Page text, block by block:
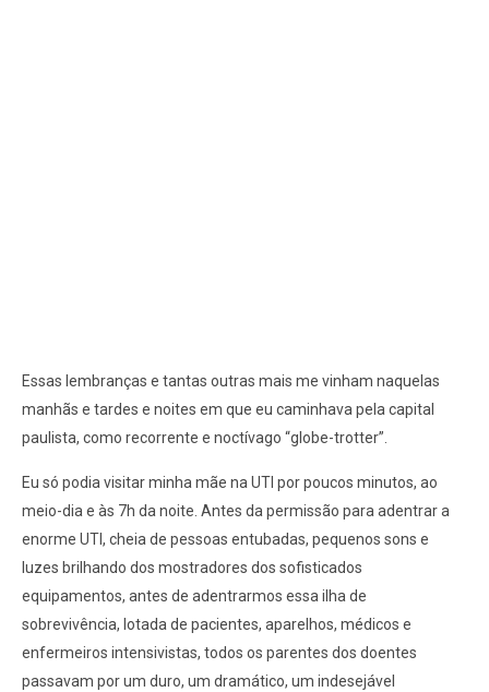
Essas lembranças e tantas outras mais me vinham naquelas
manhãs e tardes e noites em que eu caminhava pela capital
paulista, como recorrente e noctívago “globe-trotter”.
Eu só podia visitar minha mãe na UTI por poucos minutos, ao
meio-dia e às 7h da noite. Antes da permissão para adentrar a
enorme UTI, cheia de pessoas entubadas, pequenos sons e
luzes brilhando dos mostradores dos sofisticados
equipamentos, antes de adentrarmos essa ilha de
sobrevivência, lotada de pacientes, aparelhos, médicos e
enfermeiros intensivistas, todos os parentes dos doentes
passavam por um duro, um dramático, um indesejável